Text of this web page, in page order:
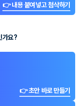
👉 내용 붙여넣고 첨삭하기
가요?
👉 초안 바로 만들기